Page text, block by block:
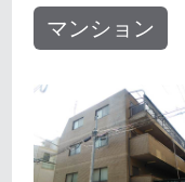
マンション